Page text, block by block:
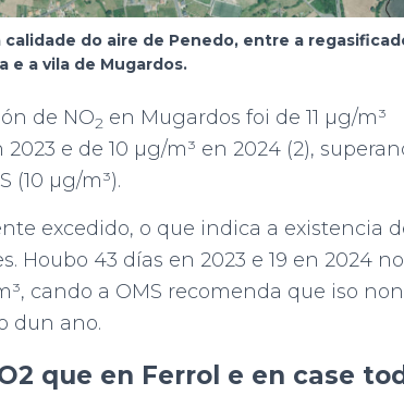
do aire de Penedo, entre a
e a vila de Mugardos.
de NO2 en Mugardos foi de 11 µg/m³
e de 10 µg/m³ en 2024 (2),
(10 µg/m³).
excedido, o que indica a existencia
43 días en 2023 e 19 en 2024
cando a OMS recomenda que iso non
dun ano.
que en Ferrol e en case